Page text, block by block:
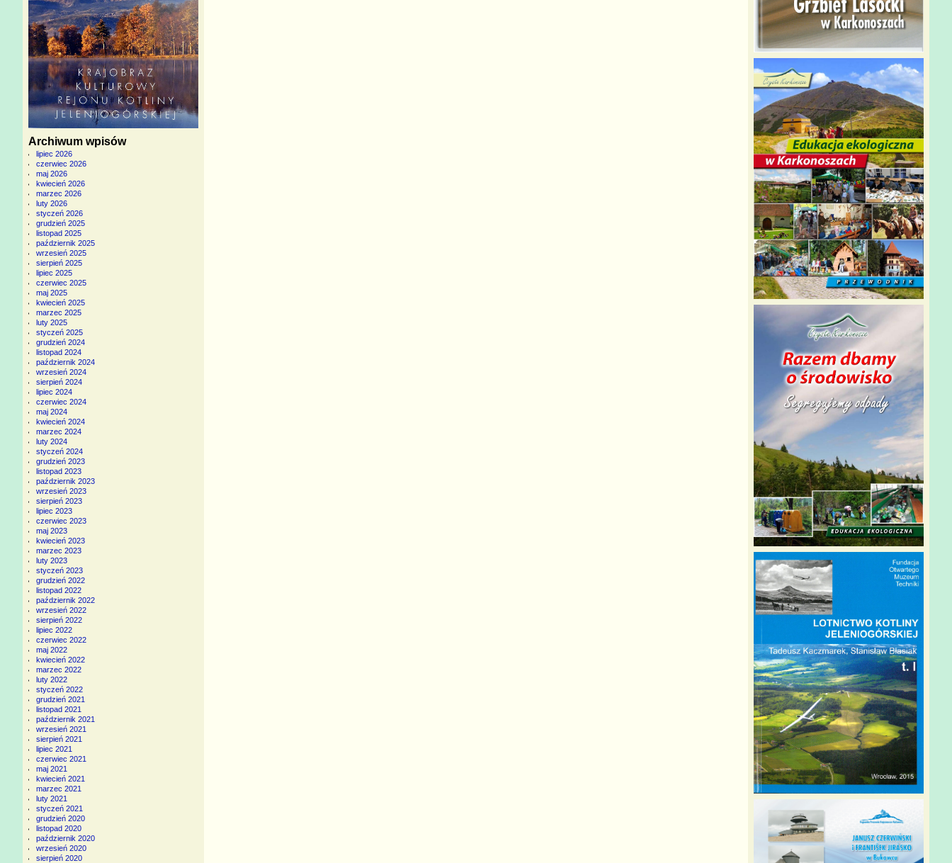
Archiwum wpisów
lipiec 2026
czerwiec 2026
maj 2026
kwiecień 2026
marzec 2026
luty 2026
styczeń 2026
grudzień 2025
listopad 2025
październik 2025
wrzesień 2025
sierpień 2025
lipiec 2025
czerwiec 2025
maj 2025
kwiecień 2025
marzec 2025
luty 2025
styczeń 2025
grudzień 2024
listopad 2024
październik 2024
wrzesień 2024
sierpień 2024
lipiec 2024
czerwiec 2024
maj 2024
kwiecień 2024
marzec 2024
luty 2024
styczeń 2024
grudzień 2023
listopad 2023
październik 2023
wrzesień 2023
sierpień 2023
lipiec 2023
czerwiec 2023
maj 2023
kwiecień 2023
marzec 2023
luty 2023
styczeń 2023
grudzień 2022
listopad 2022
październik 2022
wrzesień 2022
sierpień 2022
lipiec 2022
czerwiec 2022
maj 2022
kwiecień 2022
marzec 2022
luty 2022
styczeń 2022
grudzień 2021
listopad 2021
październik 2021
wrzesień 2021
sierpień 2021
lipiec 2021
czerwiec 2021
maj 2021
kwiecień 2021
marzec 2021
luty 2021
styczeń 2021
grudzień 2020
listopad 2020
październik 2020
wrzesień 2020
sierpień 2020